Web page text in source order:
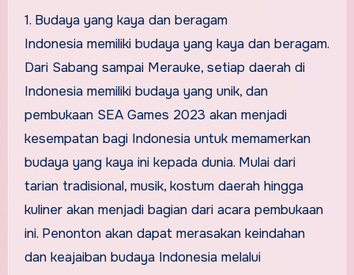
1. Budaya yang kaya dan beragam
Indonesia memiliki budaya yang kaya dan beragam.
Dari Sabang sampai Merauke, setiap daerah di
Indonesia memiliki budaya yang unik, dan
pembukaan SEA Games 2023 akan menjadi
kesempatan bagi Indonesia untuk memamerkan
budaya yang kaya ini kepada dunia. Mulai dari
tarian tradisional, musik, kostum daerah hingga
kuliner akan menjadi bagian dari acara pembukaan
ini. Penonton akan dapat merasakan keindahan
dan keajaiban budaya Indonesia melalui